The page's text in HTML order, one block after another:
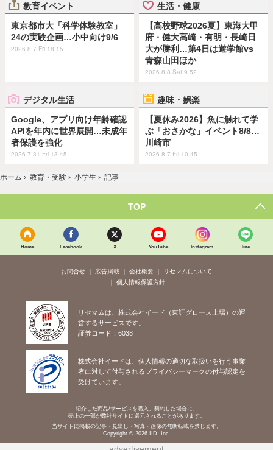
教育イベント
東京都市大「科学体験教室」
24の実験企画…小中向け9/6
2026.8.7 Fri 18:15
生活・健康
【高校野球2026夏】東海大甲
府・健大高崎・有明・長崎日
大が勝利…第4日は遊学館vs
青森山田ほか
2026.8.8 Sat 9:52
デジタル生活
Google、アプリ向け年齢確認
APIを年内に世界展開…未成年
者保護を強化
2026.7.31 Fri 13:45
趣味・娯楽
【夏休み2026】魚に触れて学
ぶ「おさかな」イベント8/8…
川崎市
2026.8.7 Fri 10:45
ホーム › 教育・受験 › 小学生 › 記事
TOP
Home Facebook X YouTube Instagram line
お問合せ 広告掲載 会社概要
リセマムについて
個人情報保護方針
リセマムは、株式会社イード（東証グロース上場）の運
営するサービスです。
証券コード：6038
株式会社イードは、個人情報の適切な取扱いを行う事業
者に対して付与されるプライバシーマークの付与認定を
受けています。
紹介した商品/サービスを購入、契約した場合に、
売上の一部が弊社サイトに還元されることがあります。
当サイトに掲載の記事・見出し・写真・画像の無断転載を禁じます。
Copyright © 2026 IID, Inc.